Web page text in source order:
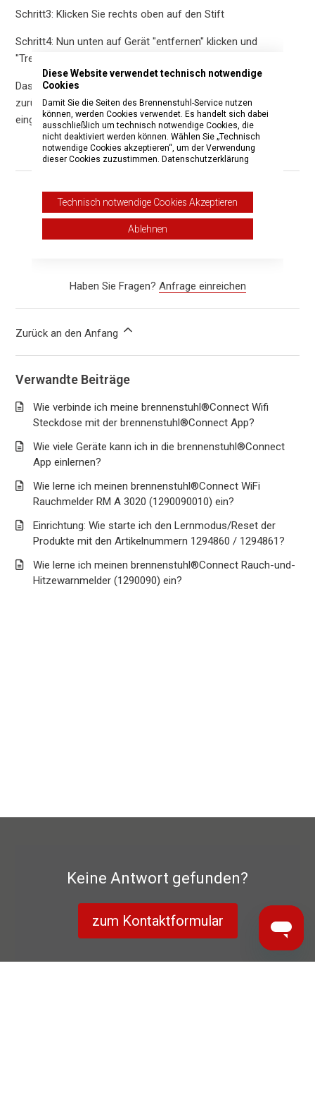
Schritt3: Klicken Sie rechts oben auf den Stift
Schritt4: Nun unten auf Gerät "entfernen" klicken und
"Trennen und löschen Sie alle Daten" auswählen.
Das Gerät wurde nun auf die Werkseinstellungen
zurückgesetzt und kann anschließend wieder normal
eingelernt werden.
War dieser Beitrag hilfreich?
Haben Sie Fragen? Anfrage einreichen
Zurück an den Anfang
Verwandte Beiträge
Wie verbinde ich meine brennenstuhl®Connect Wifi
Steckdose mit der brennenstuhl®Connect App?
Wie viele Geräte kann ich in die brennenstuhl®Connect
App einlernen?
Wie lerne ich meinen brennenstuhl®Connect WiFi
Rauchmelder RM A 3020 (1290090010) ein?
Einrichtung: Wie starte ich den Lernmodus/Reset der
Produkte mit den Artikelnummern 1294860 / 1294861?
Wie lerne ich meinen brennenstuhl®Connect Rauch-und-
Hitzewarnmelder (1290090) ein?
Keine Antwort gefunden?
zum Kontaktformular
Diese Website verwendet technisch notwendige
Cookies
Damit Sie die Seiten des Brennenstuhl-Service nutzen
können, werden Cookies verwendet. Es handelt sich dabei
ausschließlich um technisch notwendige Cookies, die
nicht deaktiviert werden können. Wählen Sie „Technisch
notwendige Cookies akzeptieren“, um der Verwendung
dieser Cookies zuzustimmen. Datenschutzerklärung
Technisch notwendige Cookies Akzeptieren
Ablehnen